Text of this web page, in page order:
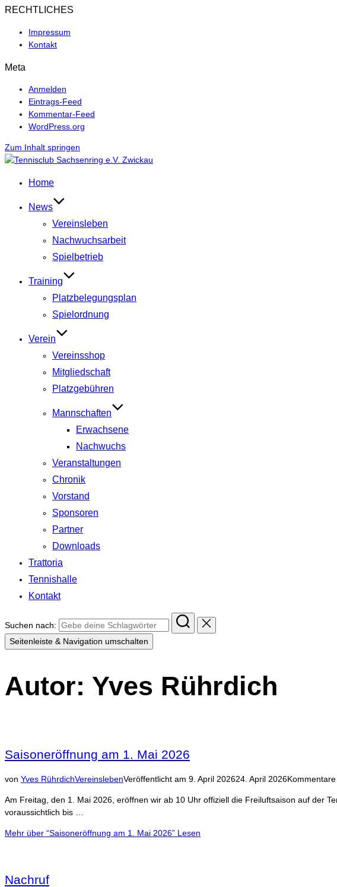
RECHTLICHES
Impressum
Kontakt
Meta
Anmelden
Eintrags-Feed
Kommentar-Feed
WordPress.org
Zum Inhalt springen
Home
News
Vereinsleben
Nachwuchsarbeit
Spielbetrieb
Training
Platzbelegungsplan
Spielordnung
Verein
Vereinsshop
Mitgliedschaft
Platzgebühren
Mannschaften
Erwachsene
Nachwuchs
Veranstaltungen
Chronik
Vorstand
Sponsoren
Partner
Downloads
Trattoria
Tennishalle
Kontakt
Suchen nach:
Seitenleiste & Navigation umschalten
Autor: Yves Rührdich
Saisoneröffnung am 1. Mai 2026
von Yves RührdichVereinslebenVeröffentlicht am 9. April 202624. April 2026
Am Freitag, den 1. Mai 2026, eröffnen wir ab 10 Uhr offiziell die Freiluftsaison auf der
voraussichtlich bis …
Mehr über “Saisoneröffnung am 1. Mai 2026” Lesen
Nachruf